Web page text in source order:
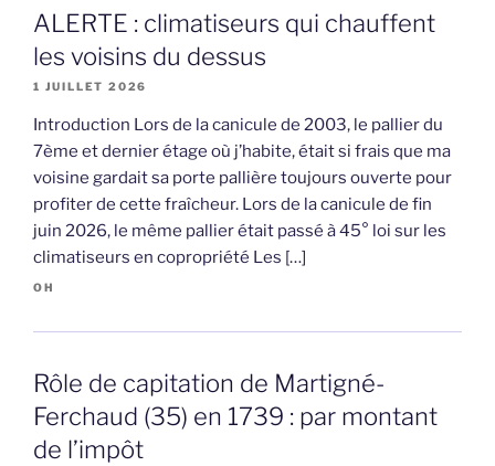
ALERTE : climatiseurs qui chauffent
les voisins du dessus
1 JUILLET 2026
Introduction Lors de la canicule de 2003, le pallier du
7ème et dernier étage où j’habite, était si frais que ma
voisine gardait sa porte pallière toujours ouverte pour
profiter de cette fraîcheur. Lors de la canicule de fin
juin 2026, le même pallier était passé à 45° loi sur les
climatiseurs en copropriété Les […]
OH
Rôle de capitation de Martigné-
Ferchaud (35) en 1739 : par montant
de l’impôt